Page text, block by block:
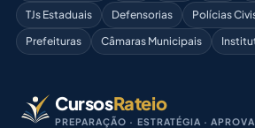
TJs Estaduais
Defensorias Polícias
Prefeituras
Câmaras Municipais
CursosRateio
PREPARAÇÃO · ESTRATÉGIA ·